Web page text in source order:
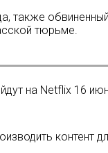
также
тюрьме.
на Netflix 16
контент